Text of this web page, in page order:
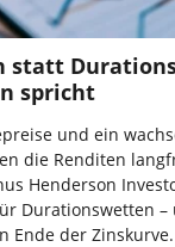
statt
spricht
und ein
die Renditen
Henderson
Durationswetten
Ende der Zinskurve.